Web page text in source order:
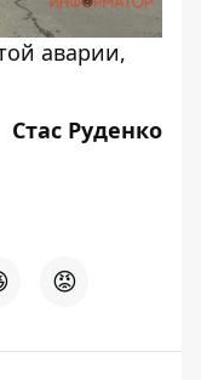
аварии,
Стас Руденко
😡